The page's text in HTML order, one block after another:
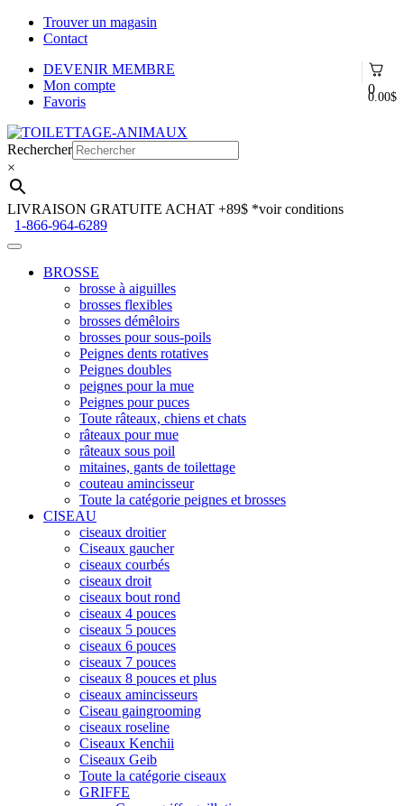
Trouver un magasin
Contact
0
0.00$
DEVENIR MEMBRE
Mon compte
Favoris
Aller
à
la
navigation
Aller
au
contenu
Rechercher
×
LIVRAISON GRATUITE ACHAT +89$ *voir conditions
1-866-964-6289
BROSSE
brosse à aiguilles
brosses flexibles
brosses démêloirs
brosses pour sous-poils
Peignes dents rotatives
Peignes doubles
peignes pour la mue
Peignes pour puces
Toute râteaux, chiens et chats
râteaux pour mue
râteaux sous poil
mitaines, gants de toilettage
couteau amincisseur
Toute la catégorie peignes et brosses
CISEAU
ciseaux droitier
Ciseaux gaucher
ciseaux courbés
ciseaux droit
ciseaux bout rond
ciseaux 4 pouces
ciseaux 5 pouces
ciseaux 6 pouces
ciseaux 7 pouces
ciseaux 8 pouces et plus
ciseaux amincisseurs
Ciseau gaingrooming
ciseaux roseline
Ciseaux Kenchii
Ciseaux Geib
Toute la catégorie ciseaux
GRIFFE